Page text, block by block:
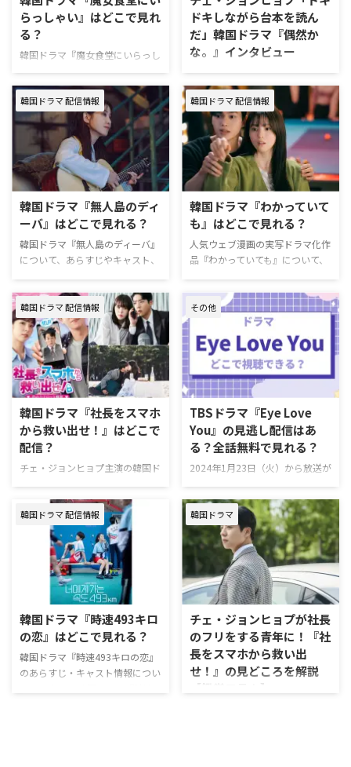
初恋相手イ・ホンジュを演じたの
は、子役出身の若手人気俳優キ
ム・ソヒョンだ。 チェ・ジョン
ヒョプ演じるフヨンは、アメリカ
ナー。「数学の天才」と呼ばれる
頭脳と飛びぬけたルックスで成功
を収めていた。フヨン …
ぱさや、少年、少女だった二人
が、29歳の大人の男女とな
り、“初恋”が再び動き出す様子、
そして、自分たちの運命を探して
に！ 今回も胸キュンの限りを尽
くしたチェ・ジョンヒョプには、
SNS上では「偶然か …
らっしゃい』はどこで見れ
る？
韓国ドラマ『魔女食堂にいらっし
ゃい』を視聴できる動画配信サー
ビスやあらすじ・キャストについ
てまとめた。 韓国ドラマ『魔女
食堂にいらっしゃい』はどこで配
信してる？ 韓国ドラマ『魔女食
堂にいらっしゃい』はU-NEXTで
配信中。残念ながらNetflixや
Amazon Prime Videoでは配信さ
れていない。 U-NEXTには無料お
試し期間が31日間あり、期間内
に動画を視聴して解約すれば、お
金は一切かからない。 ＼新規な
ら31日間無料／ 『魔女食堂にい
>>詳細 動画配信サー …
ドキしながら台本を読ん
だ」韓国ドラマ『偶然か
な。』インタビュー
来週に配信を控える韓国ドラマ
『偶然かな。』から、主演のキ
ム・ソヒョンとチェ・ジョンヒョ
プのインタビューが到着した。
韓国ドラマ『偶然かな。』とは
弱虫で不器用だけど愛おしい初恋
から10年後、運命的に再会した
二人が新たなロマンスを紡ぐ胸キ
『Eye Love You』で爆発的人気を
獲得したチェ・ジョンヒョプ、ヒ
ロインにはInstagramのフォロワ
ー数1300万人を誇り、『恋する
した実力派キム・ソヒョンが抜擢
され、配信前から大きな注目を集
韓国ドラマ 配信情報
韓国ドラマ『無人島のディ
ーバ』はどこで見れる？
韓国ドラマ『無人島のディーバ』
について、あらすじやキャスト、
介する。 韓国ドラマ『無人島の
ディーバ』作品情報 『無人島の
ディーバ』は、15年間無人島生活
を送っていた女性が、そこで出会
った二人の兄弟に助けられなが
ら、歌手になるという夢をかなえ
るため奮闘するヒューマンドラ
マ。 作品名『無人島のディー
バ』 原題 무인도의 디바（英題：
Castaway Diva） 放送期間 2023
年10月28日～12月3日 話数 全12
話 チャンネル tvN 製作 BARAM
韓国ドラマ 配信情報
韓国ドラマ『わかっていて
も』はどこで見れる？
人気ウェブ漫画の実写ドラマ化作
品『わかっていても』について、
動画配信サービスを紹介する。
韓国ドラマ『わかっていても』作
品情報 『わかっていても』は、愛
は信じないけど恋愛はしたい女性
と、恋愛は面倒だけど友達以上恋
人未満の関係を求める男性のリア
リズムラブロマンス。 作品名
『わかっていても』 原題 알고있
지만,（英題：Nevertheless,） 原
作 ジョン・ソのネイバーウェブ
トゥーン「알고있지만」 放送期
間 2021年6月19日～8月21日 話
韓国ドラマ 配信情報
韓国ドラマ『社⻑をスマホ
から救い出せ！』はどこで
配信？
チェ・ジョンヒョプ主演の韓国ド
せ！ 〜恋の⼒でロック解除〜』
を視聴できる方法やあらすじ・キ
ャストについてまとめた。 韓国
ドラマ『社⻑をスマホから救い出
せ！』配信 『社⻑をスマホから
救い出せ！ 〜恋の⼒でロック解
除〜』はU-NEXTで独占配信中。
U-NEXTは、新規の登録なら31日
間で利用できる。無料期間中に解
約すればお金は一切かからない！
＼新規なら31日間無料／ 『社⻑
をスマホから救い出せ！』U-
その他
TBSドラマ『Eye Love
You』の見逃し配信はあ
る？全話無料で見れる？
2024年1月23日（火）から放送が
You』。韓国俳優のチェ・ジョン
ヒョプが主演することでも話題の
本作を視聴できる動画配信サービ
スや、あらすじ・キャスト・主題
歌の情報をまとめた。 ドラマ
『Eye Love You』を見逃し配信し
ている動画配信サービス 『Eye
Love You』を視聴できる動画配
信サービスはU-NEXT（ユーネク
スト）、Netflix（ネットフリック
ス）、TVer（ティーバー）。 特
におすすめなのがU-NEXT！ 新
規の登録なら31日間無料で利用
韓国ドラマ 配信情報
韓国ドラマ『時速493キロ
の恋』はどこで見れる？
韓国ドラマ『時速493キロの恋』
のあらすじ・キャスト情報につい
韓国ドラマ
チェ・ジョンヒョプが社長
のフリをする青年に！『社
長をスマホから救い出
せ！』の見どころを解説
【鑑賞コラム】